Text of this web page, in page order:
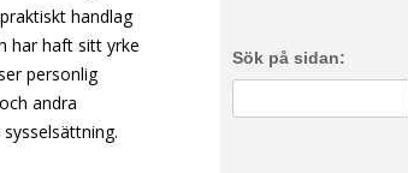
handlag
har haft sitt yrke
personlig
andra
Sök på sidan: